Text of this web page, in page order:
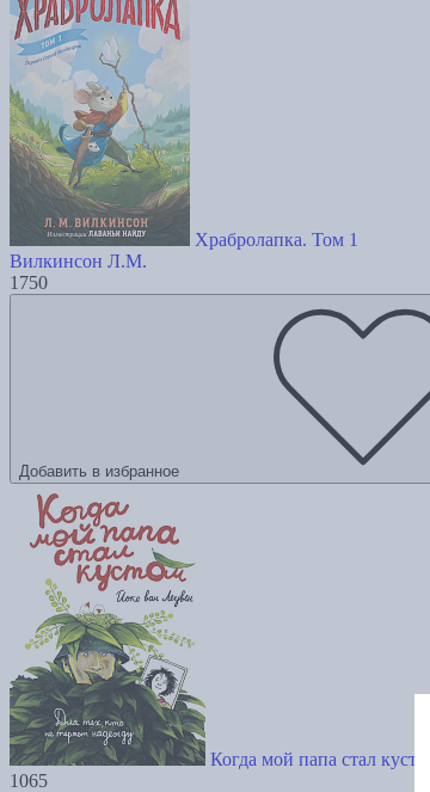
Храбролапка. Том 1
Вилкинсон Л.М.
1750
Добавить в избранное
Когда мой папа стал кустом
1065